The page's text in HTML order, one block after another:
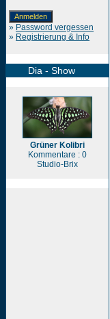
» Password vergessen
» Registrierung & Info
Dia - Show
Grüner Kolibri
Kommentare : 0
Studio-Brix